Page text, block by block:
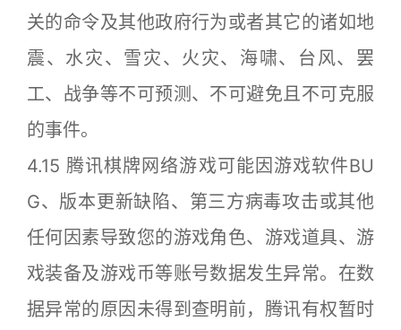
关的命令及其他政府行为或者其它的诸如地
震、水灾、雪灾、火灾、海啸、台风、罢
工、战争等不可预测、不可避免且不可克服
的事件。
4.15 腾讯棋牌网络游戏可能因游戏软件BU
G、版本更新缺陷、第三方病毒攻击或其他
任何因素导致您的游戏角色、游戏道具、游
戏装备及游戏币等账号数据发生异常。在数
据异常的原因未得到查明前，腾讯有权暂时